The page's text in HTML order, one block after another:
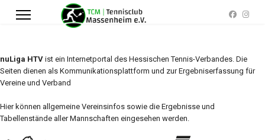
nuLiga HTV ist ein Internetportal des Hessischen Tennis-Verbandes. Die
Seiten dienen als Kommunikationsplattform und zur Ergebniserfassung für
Vereine und Verband
Hier können allgemeine Vereinsinfos sowie die Ergebnisse und
Tabellenstände aller Mannschaften eingesehen werden.